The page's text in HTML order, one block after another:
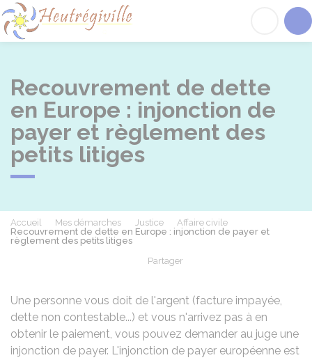
Recouvrement de dette
en Europe : injonction de
payer et règlement des
petits litiges
Accueil Mes démarches Justice
Affaire civile
Recouvrement de dette en Europe : injonction de payer et
règlement des petits litiges
Partager
Une personne vous doit de l'argent (facture impayée,
dette non contestable...) et vous n'arrivez pas à en
obtenir le paiement, vous pouvez demander au juge une
injonction de payer. L'injonction de payer européenne est